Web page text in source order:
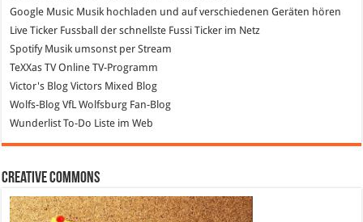
Google Music Musik hochladen und auf verschiedenen Geräten hören
Live Ticker Fussball der schnellste Fussi Ticker im Netz
SpotifyMusik umsonst per Stream
TeXXas TVOnline TV-Programm
Victor's Blog Victors Mixed Blog
Wolfs-Blog VfL Wolfsburg Fan-Blog
Wunderlist To-Do Liste im Web
Creative Commons